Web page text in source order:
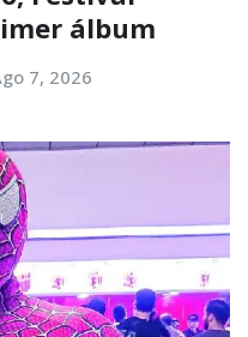
álbum
7, 2026